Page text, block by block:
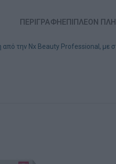
ΠΕΡΙΓΡΑΦΉΕΠΙΠΛΈΟΝ
την Νx Beauty Professional, με